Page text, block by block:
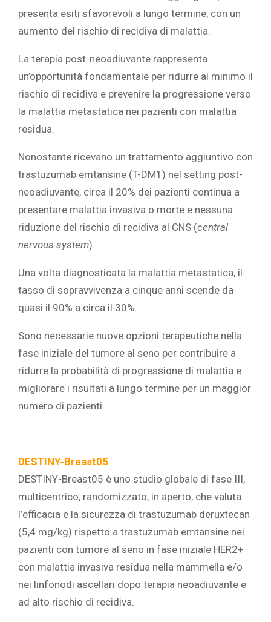
presenta esiti sfavorevoli a lungo termine, con un
aumento del rischio di recidiva di malattia.
La terapia post-neoadiuvante rappresenta
un’opportunità fondamentale per ridurre al minimo il
rischio di recidiva e prevenire la progressione verso
la malattia metastatica nei pazienti con malattia
residua.
Nonostante ricevano un trattamento aggiuntivo con
trastuzumab emtansine (T-DM1) nel setting post-
neoadiuvante, circa il 20% dei pazienti continua a
presentare malattia invasiva o morte e nessuna
riduzione del rischio di recidiva al CNS (central
nervous system).
Una volta diagnosticata la malattia metastatica, il
tasso di sopravvivenza a cinque anni scende da
quasi il 90% a circa il 30%.
Sono necessarie nuove opzioni terapeutiche nella
fase iniziale del tumore al seno per contribuire a
ridurre la probabilità di progressione di malattia e
migliorare i risultati a lungo termine per un maggior
numero di pazienti.
DESTINY-Breast05
DESTINY-Breast05 è uno studio globale di fase III,
multicentrico, randomizzato, in aperto, che valuta
l’efficacia e la sicurezza di trastuzumab deruxtecan
(5,4 mg/kg) rispetto a trastuzumab emtansine nei
pazienti con tumore al seno in fase iniziale HER2+
con malattia invasiva residua nella mammella e/o
nei linfonodi ascellari dopo terapia neoadiuvante e
ad alto rischio di recidiva.